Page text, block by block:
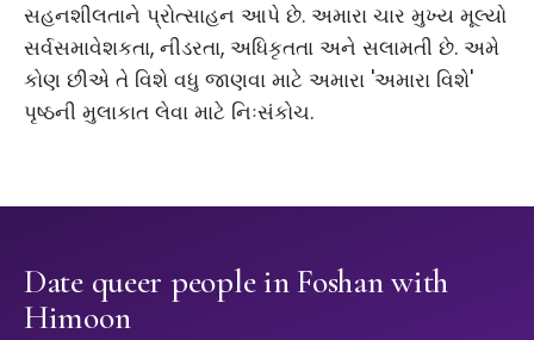
સહનશીલતાને પ્રોત્સાહન આપે છે. અમારા ચાર મુખ્ય મૂલ્યો
સર્વસમાવેશકતા, નીડરતા, અધિકૃતતા અને સલામતી છે. અમે
કોણ છીએ તે વિશે વધુ જાણવા માટે અમારા 'અમારા વિશે'
પૃષ્ઠની મુલાકાત લેવા માટે નિઃસંકોચ.
Date queer people in Foshan with
Himoon